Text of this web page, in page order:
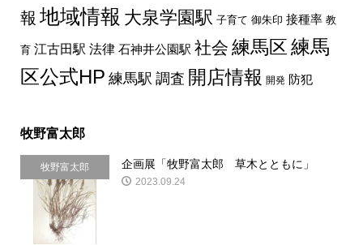
報 地域情報 大泉学園駅 子育て 御朱印 接種率 教
育 江古田駅 法律 石神井公園駅 社会 練馬区練馬
区公式HP 練馬駅 調査 開店情報 開発 防犯
牧野富太郎
牧野富太郎 企画展「牧野富太郎 草木とともに」
2023.09.24